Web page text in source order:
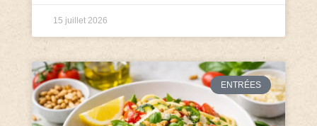
15 juillet 2026
ENTRÉES